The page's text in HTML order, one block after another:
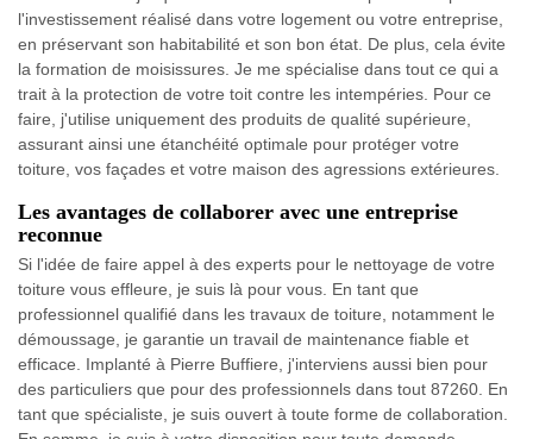
l'investissement réalisé dans votre logement ou votre entreprise,
en préservant son habitabilité et son bon état. De plus, cela évite
la formation de moisissures. Je me spécialise dans tout ce qui a
trait à la protection de votre toit contre les intempéries. Pour ce
faire, j'utilise uniquement des produits de qualité supérieure,
assurant ainsi une étanchéité optimale pour protéger votre
toiture, vos façades et votre maison des agressions extérieures.
Les avantages de collaborer avec une entreprise
reconnue
Si l'idée de faire appel à des experts pour le nettoyage de votre
toiture vous effleure, je suis là pour vous. En tant que
professionnel qualifié dans les travaux de toiture, notamment le
démoussage, je garantie un travail de maintenance fiable et
efficace. Implanté à Pierre Buffiere, j'interviens aussi bien pour
des particuliers que pour des professionnels dans tout 87260. En
tant que spécialiste, je suis ouvert à toute forme de collaboration.